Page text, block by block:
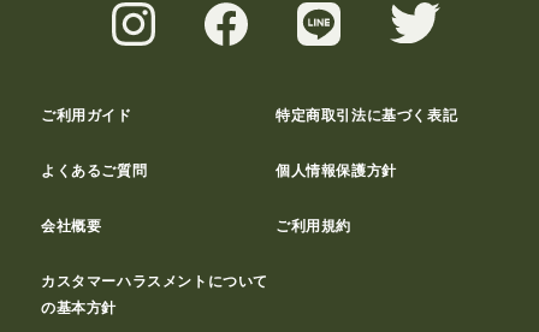
ご利用ガイド 特定商取引法に基づく表記
よくあるご質問 個人情報保護方針
会社概要 ご利用規約
カスタマーハラスメントについて
の基本方針